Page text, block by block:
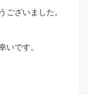
ございました。
いです。